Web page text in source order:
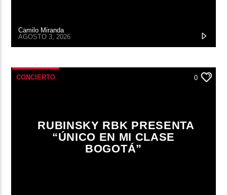
Camilo Miranda
AGOSTO 3, 2026
CONCIERTO 0
RUBINSKY RBK PRESENTA
“ÚNICO EN MI CLASE
BOGOTÁ”